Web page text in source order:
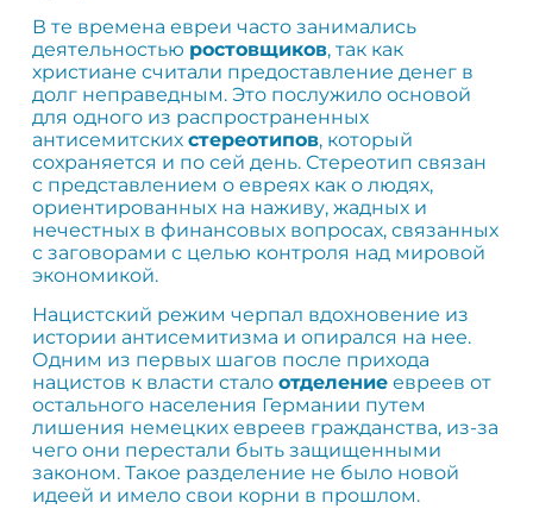
В те времена евреи часто занимались
деятельностью ростовщиков, так как
христиане считали предоставление денег в
долг неправедным. Это послужило основой
для одного из распространенных
антисемитских стереотипов, который
сохраняется и по сей день. Стереотип связан
с представлением о евреях как о людях,
ориентированных на наживу, жадных и
нечестных в финансовых вопросах, связанных
с заговорами с целью контроля над мировой
экономикой.
Нацистский режим черпал вдохновение из
истории антисемитизма и опирался на нее.
Одним из первых шагов после прихода
нацистов к власти стало отделениеевреев от
остального населения Германии путем
лишения немецких евреев гражданства, из-за
чего они перестали быть защищенными
законом. Такое разделение не было новой
идеей и имело свои корни в прошлом.